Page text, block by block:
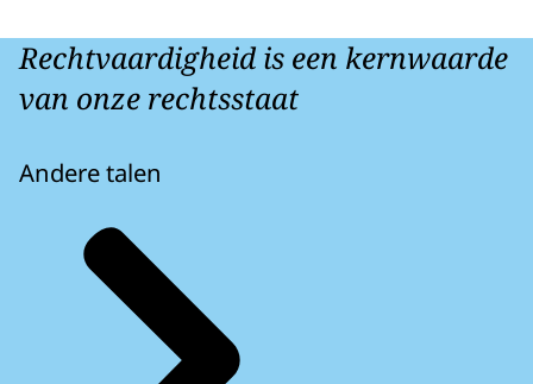
Rechtvaardigheid is een kernwaarde
van onze rechtsstaat
Andere talen